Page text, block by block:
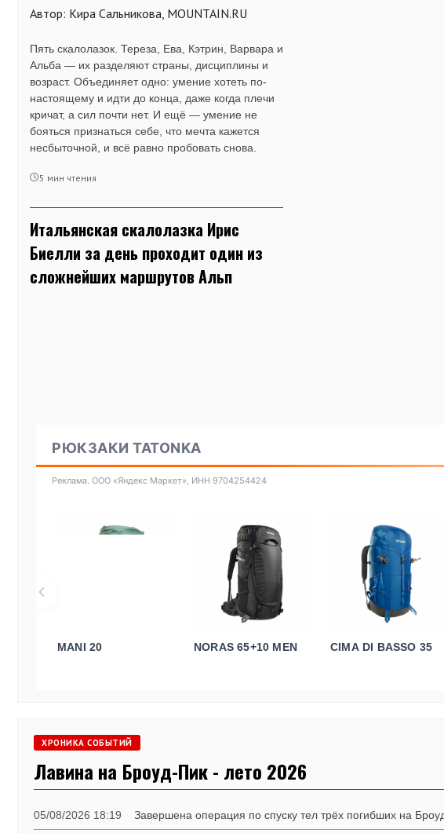
Автор: Кира Сальникова, MOUNTAIN.RU
Пять скалолазок. Тереза, Ева, Кэтрин, Варвара и
Альба — их разделяют страны, дисциплины и
возраст. Объединяет одно: умение хотеть по-
настоящему и идти до конца, даже когда плечи
кричат, а сил почти нет. И ещё — умение не
бояться признаться себе, что мечта кажется
несбыточной, и всё равно пробовать снова.
5 мин чтения
Итальянская скалолазка Ирис
Биелли за день проходит один из
сложнейших маршрутов Альп
РЮКЗАКИ TATONKA
Реклама. ООО «Яндекс Маркет», ИНН 9704254424
MANI 20 NORAS 65+10 MEN CIMA DI BASSO 35
ХРОНИКА СОБЫТИЙ
Лавина на Броуд-Пик - лето 2026
05/08/2026 18:19 Завершена операция по спуску тел трёх погибших на